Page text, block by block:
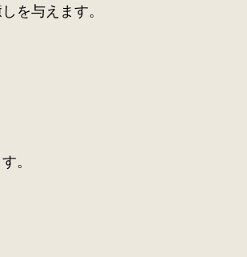
を与えます。
。